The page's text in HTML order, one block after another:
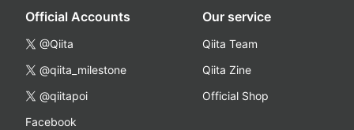
Official Accounts
@Qiita
@qiita_milestone
@qiitapoi
Facebook
Our service
Qiita Team
Qiita Zine
Official Shop